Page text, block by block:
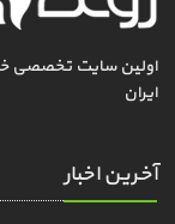
اولین سایت تخصصی
ایران
آخرین اخبار